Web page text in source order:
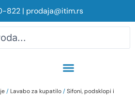
822| prodaja@itim.rs
/ Lavabo za kupatilo/Sifoni, podsklopi i